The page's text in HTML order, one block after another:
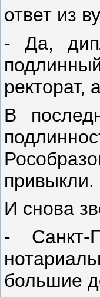
ответ из
- Да,
ректорат,
В
привыкли.
И снова
- Санкт-
большие